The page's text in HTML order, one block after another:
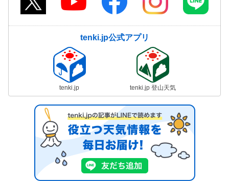
tenki.jp公式アプリ
tenki.jp tenki.jp 登山天気